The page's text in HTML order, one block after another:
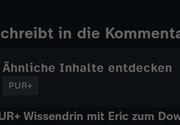
in die
Ähnliche Inhalte entdecken
PUR+
Wissendrin mit Eric zum